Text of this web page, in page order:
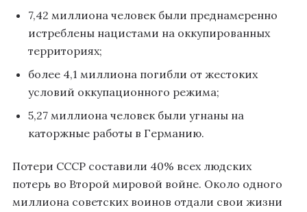
7,42 миллиона человек были преднамеренно
истреблены нацистами на оккупированных
территориях;
более 4,1 миллиона погибли от жестоких
условий оккупационного режима;
5,27 миллиона человек были угнаны на
каторжные работы в Германию.
Потери СССР составили 40% всех людских
потерь во Второй мировой войне. Около одного
миллиона советских воинов отдали свои жизни